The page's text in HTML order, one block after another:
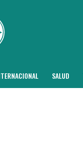
SALUD